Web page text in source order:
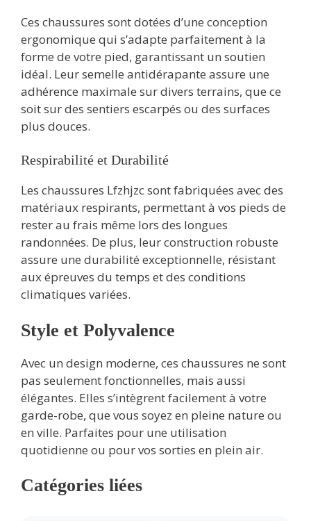
Ces chaussures sont dotées d’une conception
ergonomique qui s’adapte parfaitement à la
forme de votre pied, garantissant un soutien
idéal. Leur semelle antidérapante assure une
adhérence maximale sur divers terrains, que ce
soit sur des sentiers escarpés ou des surfaces
plus douces.
Respirabilité et Durabilité
Les chaussures Lfzhjzc sont fabriquées avec des
matériaux respirants, permettant à vos pieds de
rester au frais même lors des longues
randonnées. De plus, leur construction robuste
assure une durabilité exceptionnelle, résistant
aux épreuves du temps et des conditions
climatiques variées.
Style et Polyvalence
Avec un design moderne, ces chaussures ne sont
pas seulement fonctionnelles, mais aussi
élégantes. Elles s’intègrent facilement à votre
garde-robe, que vous soyez en pleine nature ou
en ville. Parfaites pour une utilisation
quotidienne ou pour vos sorties en plein air.
Catégories liées